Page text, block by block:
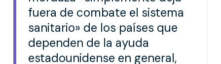
fuera de combate el sistema
sanitario» de los países que
dependen de la ayuda
estadounidense en general,